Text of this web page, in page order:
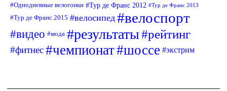
Однодневные велогонки Тур де Франс 2012 Тур де Франс 2013
Тур де Франс 2015 велосипед велоспорт
видео мода результаты рейтинг
фитнес чемпионат шоссе экстрим